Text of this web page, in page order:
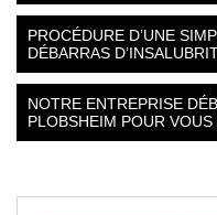
PROCÉDURE D’UNE
DÉBARRAS
NOTRE ENTREPRISE
PLOBSHEIM POUR VOUS